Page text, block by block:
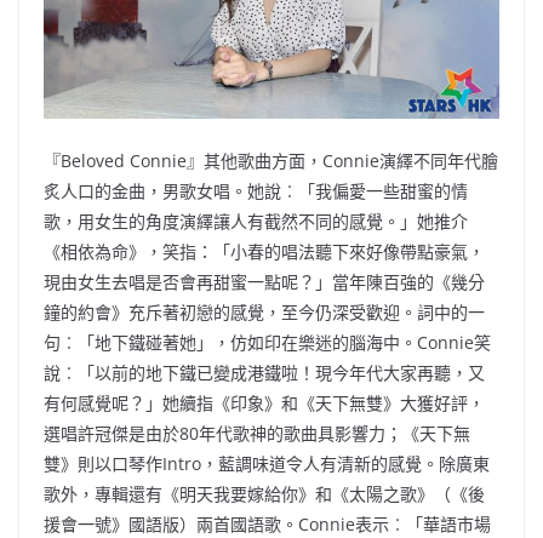
『Beloved Connie』其他歌曲方面，Connie演繹不同年代膾
炙人口的金曲，男歌女唱。她說︰「我偏愛一些甜蜜的情
歌，用女生的角度演繹讓人有截然不同的感覺。」她推介
《相依為命》，笑指：「小春的唱法聽下來好像帶點豪氣，
現由女生去唱是否會再甜蜜一點呢？」當年陳百強的《幾分
鐘的約會》充斥著初戀的感覺，至今仍深受歡迎。詞中的一
句︰「地下鐵碰著她」，仿如印在樂迷的腦海中。Connie笑
說︰「以前的地下鐵已變成港鐵啦！現今年代大家再聽，又
有何感覺呢？」她續指《印象》和《天下無雙》大獲好評，
選唱許冠傑是由於80年代歌神的歌曲具影響力；《天下無
雙》則以口琴作Intro，藍調味道令人有清新的感覺。除廣東
歌外，專輯還有《明天我要嫁給你》和《太陽之歌》（《後
援會一號》國語版）兩首國語歌。Connie表示︰「華語巿場